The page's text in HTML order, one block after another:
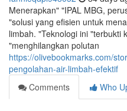
Menerapkan" "IPAL MBG,
"solusi yang efisien untuk
limbah. "Teknologi ini "terbukti
"menghilangkan polutan
https://olivebookmarks.com/
pengolahan-air-limbah-efektif
Comments
Who